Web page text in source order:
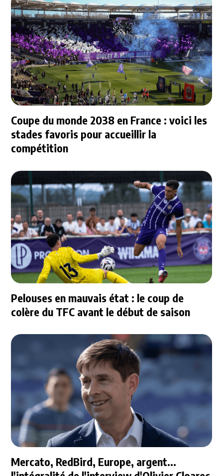
Coupe du monde 2038 en France : voici les
stades favoris pour accueillir la
compétition
Pelouses en mauvais état : le coup de
colère du TFC avant le début de saison
Mercato, RedBird, Europe, argent...